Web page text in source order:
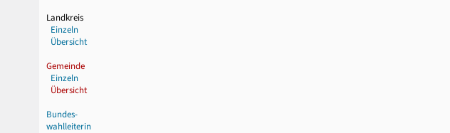
Landkreis
Einzeln
Übersicht
Gemeinde
Einzeln
Übersicht
Bundes-
wahlleiterin